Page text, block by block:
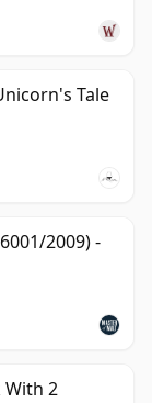
Tale
2009) -
With 2